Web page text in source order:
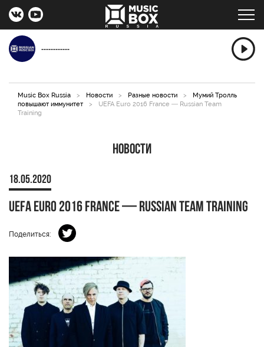
------------
Music Box Russia > Новости > Разные новости >
Мумий Тролль
повышают иммунитет
>
UEFA Euro 2016 France — Russian Team
Training
Новости
18.05.2020
UEFA Euro 2016 France — Russian Team Training
Поделиться: